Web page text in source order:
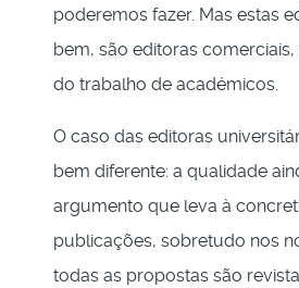
poderemos fazer. Mas estas
bem, são editoras
do trabalho de académicos.
O caso das editoras
bem diferente: a qualidade
argumento que leva à
publicações, sobretudo nos
todas as propostas são